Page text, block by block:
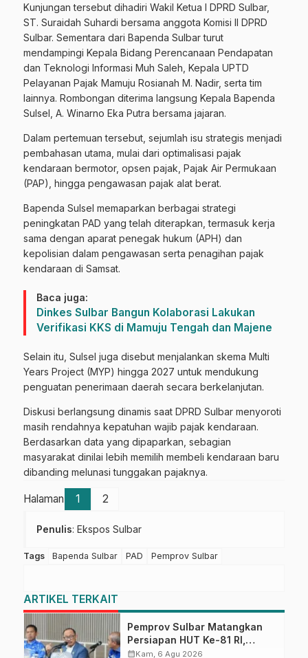
Kunjungan tersebut dihadiri Wakil Ketua I DPRD Sulbar,
ST. Suraidah Suhardi bersama anggota Komisi II DPRD
Sulbar. Sementara dari Bapenda Sulbar turut
mendampingi Kepala Bidang Perencanaan Pendapatan
dan Teknologi Informasi Muh Saleh, Kepala UPTD
Pelayanan Pajak Mamuju Rosianah M. Nadir, serta tim
lainnya. Rombongan diterima langsung Kepala Bapenda
Sulsel, A. Winarno Eka Putra bersama jajaran.
Dalam pertemuan tersebut, sejumlah isu strategis menjadi
pembahasan utama, mulai dari optimalisasi pajak
kendaraan bermotor, opsen pajak, Pajak Air Permukaan
(PAP), hingga pengawasan pajak alat berat.
Bapenda Sulsel memaparkan berbagai strategi
peningkatan PAD yang telah diterapkan, termasuk kerja
sama dengan aparat penegak hukum (APH) dan
kepolisian dalam pengawasan serta penagihan pajak
kendaraan di Samsat.
Baca juga:
Dinkes Sulbar Bangun Kolaborasi Lakukan
Verifikasi KKS di Mamuju Tengah dan Majene
Selain itu, Sulsel juga disebut menjalankan skema Multi
Years Project (MYP) hingga 2027 untuk mendukung
penguatan penerimaan daerah secara berkelanjutan.
Diskusi berlangsung dinamis saat DPRD Sulbar menyoroti
masih rendahnya kepatuhan wajib pajak kendaraan.
Berdasarkan data yang dipaparkan, sebagian
masyarakat dinilai lebih memilih membeli kendaraan baru
dibanding melunasi tunggakan pajaknya.
Halaman 1 2
Penulis: Ekspos Sulbar
Tags Bapenda Sulbar PAD Pemprov Sulbar
ARTIKEL TERKAIT
Pemprov Sulbar Matangkan
Persiapan HUT Ke-81 RI,
Puncak Upacara di Lapangan
calendar_monthKam, 6 Agu 2026